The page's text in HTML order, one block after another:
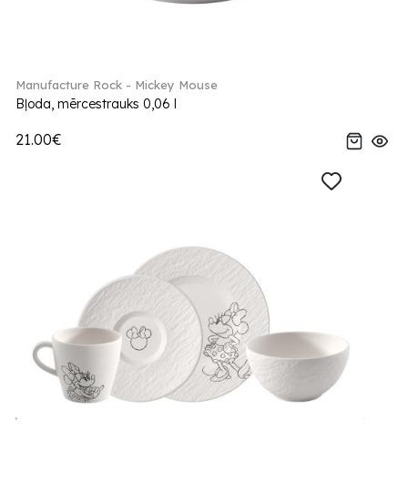
Manufacture Rock - Mickey Mouse
Bļoda, mērcestrauks 0,06 l
21.00€